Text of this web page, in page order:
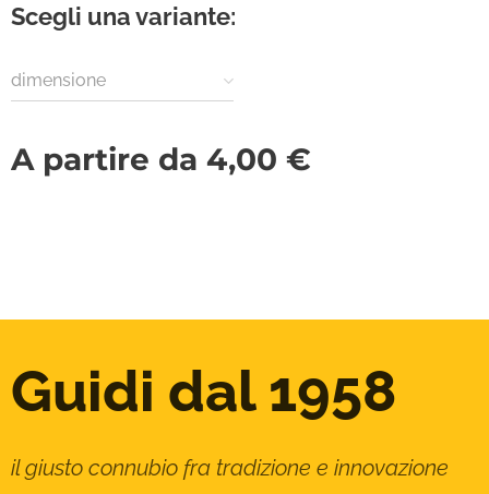
Scegli una variante:
dimensione
A partire da 4,00 €
Guidi dal 1958
il giusto connubio fra tradizione e innovazione